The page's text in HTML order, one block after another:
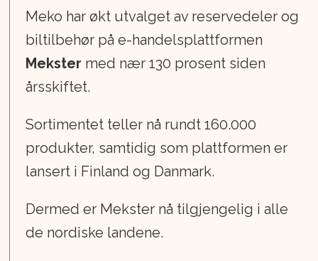
Meko har økt utvalget av reservedeler og
biltilbehør på e-handelsplattformen
Mekster med nær 130 prosent siden
årsskiftet.
Sortimentet teller nå rundt 160.000
produkter, samtidig som plattformen er
lansert i Finland og Danmark.
Dermed er Mekster nå tilgjengelig i alle
de nordiske landene.